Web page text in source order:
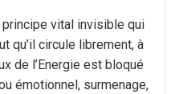
principe vital invisible qui
qu’il circule librement, à
de l’Energie est bloqué
émotionnel, surmenage,